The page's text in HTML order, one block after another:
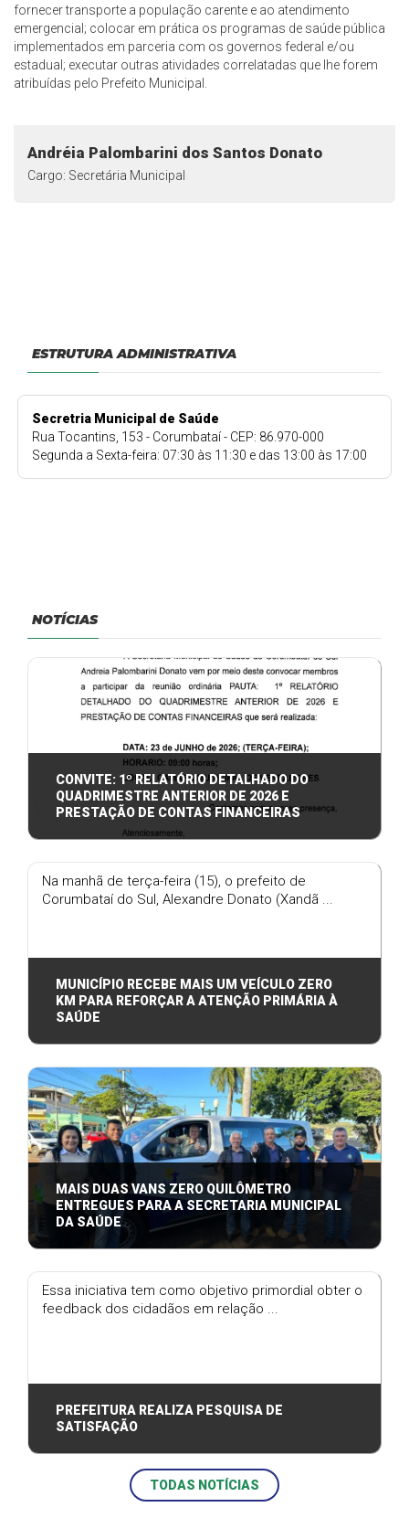
fornecer transporte a população carente e ao atendimento
emergencial; colocar em prática os programas de saúde pública
implementados em parceria com os governos federal e/ou
estadual; executar outras atividades correlatadas que lhe forem
atribuídas pelo Prefeito Municipal.
Andréia Palombarini dos Santos Donato
Cargo: Secretária Municipal
ESTRUTURA ADMINISTRATIVA
Secretria Municipal de Saúde
Rua Tocantins, 153 - Corumbataí - CEP: 86.970-000
Segunda a Sexta-feira: 07:30 às 11:30 e das 13:00 às 17:00
NOTÍCIAS
CONVITE: 1º RELATÓRIO DETALHADO DO
QUADRIMESTRE ANTERIOR DE 2026 E
PRESTAÇÃO DE CONTAS FINANCEIRAS
CONVITE: 1º RELATÓRIO DETALHADO DO
QUADRIMESTRE ANTERIOR DE 2026 E PRESTAÇÃO DE
CONTAS ...
MUNICÍPIO RECEBE MAIS UM VEÍCULO ZERO
KM PARA REFORÇAR A ATENÇÃO PRIMÁRIA À
SAÚDE
Na manhã de terça-feira (15), o prefeito de
Corumbataí do Sul, Alexandre Donato (Xandã ...
MAIS DUAS VANS ZERO QUILÔMETRO
ENTREGUES PARA A SECRETARIA MUNICIPAL
DA SAÚDE
Somente no ano de 2023, a prefeitura investiu
aproximadamente R$ 1 milhão na aquisição ...
PREFEITURA REALIZA PESQUISA DE
SATISFAÇÃO
Essa iniciativa tem como objetivo primordial obter o
feedback dos cidadãos em relação ...
TODAS NOTÍCIAS